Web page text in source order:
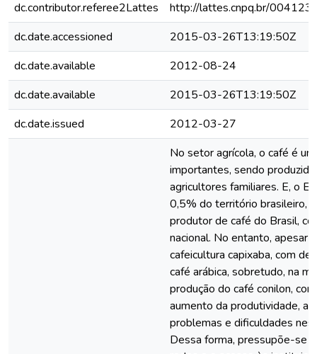
dc.contributor.referee2Lattes
http://lattes.cnpq.br/
dc.date.accessioned
2015-03-26T13:19:50Z
dc.date.available
2012-08-24
dc.date.available
2015-03-26T13:19:50Z
dc.date.issued
2012-03-27
No setor agrícola, o café é
importantes, sendo
agricultores familiares. E, o
0,5% do território brasileiro,
produtor de café do Brasil,
nacional. No entanto, apesar
cafeicultura capixaba, com
café arábica, sobretudo, na
produção do café conilon,
aumento da produtividade,
problemas e dificuldades
Dessa forma, pressupõe-se